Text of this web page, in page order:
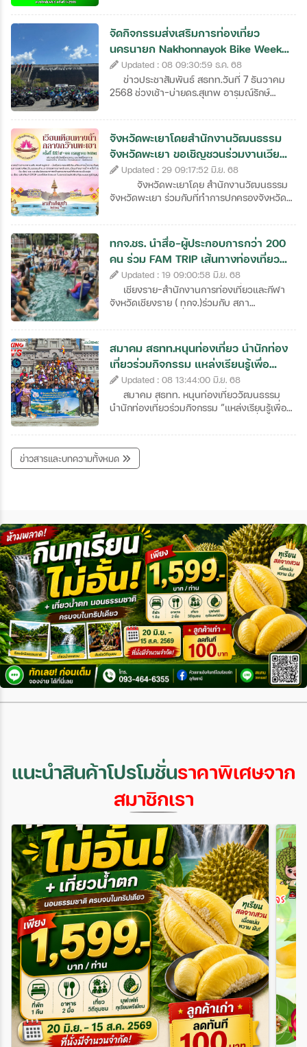
แนวทางการตลาดกลุ่มนักท่องเที่ยวใหม่ๆ รวม
ถึงการท่องเที่ยวเพื่อเป็นรางวัล และสัมมนาปี
2569 ในหัวข้อ “ยกทีมประชุม รุมรักเมืองไทย”
สร้างแรงจูงใจดึงการจัดงานประชุม และการ
เดินทางเพื่อเป็นรางวัลของกลุ่มองค์กรธุรกิจ
ออกไปสู่ภูมิภาค
จัดกิจกรรมส่งเสริมการท่องเที่ยว
นครนายก Nakhonnayok Bike Week
Festival 1st แปรอักษรรถบิ๊กไบค์ ณ ลา
นอเ
Updated : 08 09:30:59 ธ.ค. 68
ข่าวประชาสัมพันธ์ สธทท.วันที่ 7 ธันวาคม
2568 ช่วงเช้า-บ่ายดร.สุเทพ​ อารมณ์รักษ์​
(สธทท.)​ และคุณตรี​ สมานนพพล​ รัตนธรรม
ทิตยากรรมการเหรัญญิกสมาคม​ เข้าร่วมพิธี
เปิดกิจกรรม​ กับ​ นายวัชรพล สารสอน ผู้
อำนวยการ​ ททท.สำนักงานนครนายก ร่วมกับ​
สมาคมส่งเสริมการท่องเที่ยวนครนายก และ
GRAB จัดกิจกรรมส่งเสริมการท่องเที่ยว
นครนายก Nakhonnayok Bike Week
อเนกประสงค์เขื่อนขุนด่านปราการชล
จังหวัดพะเยาโดยสำนักงานวัฒนธรรม
จังหวัดพะเยา ขอเชิญชวนร่วมงานเวียน
เทียนทางน้ำกลางกว๊านพะเยา
Updated : 29 09:17:52 มิ.ย. 68
จังหวัดพะเยาโดย สำนักงานวัฒนธรรม
จังหวัดพะเยา ร่วมกับที่ทำการปกครองจังหวัด
พะเยา และ สำนักงานพระพุทธศาสนาจังหวัด
พะเยา ขอเชิญชวน ร่วมงานเวียนเทียนทางน้ำ
กลางกว๊านพะเยา เนื่องในวันอาสาฬหบูชาครั้ง
ที่ 55 ระหว่างวันที่ 9-11 กรกฎาคม 2568
ณ.บริเวณท่าเรือวัดติโลกอารามและวัดติโลก
อารามถนนชายกว๊านตำบลเวียงอำเภอเมือง
พะเยาจังหวัดพะเยา กิจกรรมภายในงาน
สงฆ์ นั่งเรือประกอบพิธีเวียนเทียนทางน้ำถวาย
เป็นพุทธบูชา ยนต์ทิวทัศน์อันงดงามของกว้าน
พะเยาชมการแสดงศิลปวัฒนธรรมล้านนา
นิทรรศการภาพถ่ายงานเวียนเทียนทางน้ำ
กลางกว๊านพะเยาครั้งที่ 54 ชิมช้อปแชะๆและ
สัมผัสบรรยากาศกว๊านพะเยายามเช้าที่ตลาด
ระเบียงสุข ชมช้อปผลิตภัณฑ์ OTOP ของดี
ภูมิปัญญา มีคูปองเงินสดแจกมากกว่า 15,000
บาท และยังมีกิจกรรมประกวดภาพถ่ายเงิน
รางวัลรวม 10,000 บาทแล้วพบกันที่งานเวียน
เทียนทางน้ำกลางกว๊านพะเยาเนื่องในวัน
ทกจ.ชร. นำสื่อ-ผู้ประกอบการกว่า 200
คน ร่วม FAM TRIP เส้นทางท่องเที่ยว
เชิงสุขภาพ
Updated : 19 09:00:58 มิ.ย. 68
เชียงราย-สำนักงานการท่องเที่ยวและกีฬา
จังหวัดเชียงราย ( ทกจ.)ร่วมกับ สภา
ท่องเที่ยวภาคเหนือ ได้ดำเนินกิจกรรม FAM
TRIP เส้นทางท่องเที่ยวเชิงสุขภาพระหว่างวันที่
15 – 16 มิถุนายน 2568 ใน 2 เส้นทาง มีผู้เข้า
ร่วมกิจกรรม ประกอบไปด้วย ผู้ที่มีส่วน
เกี่ยวข้องกับการท่องเที่ยวทั้งหน่วยงานภาครัฐ
ภาคเอกชน ผู้ประกอบการด้านการท่องเที่ยว
สื่อมวลชน จังหวัดเชียงราย เชียงใหม่ พะเยา
เพชรบูรณ์ กำแพงเพชร อยุธยา และ
กรุงเทพมหานคร กว่า 200 คนร่วมสำรวจเส้น
ทางครั้งนี้ วันที่ 15 มิถุนายน 2568 เวลา
19.00 น. ณ ห้องประชุม รร.ศิลามณี อ.แม่สาย
ภาคเหนือ 17 จังหวัด เป็นประธานเปิดงานเลี้ยง
สังสรรค์ ผู้เข้าร่วมกิจกรรม FAM TRIP เส้นทาง
ท่องเที่ยวเชิงสุขภาพระหว่างวันที่ 15 – 16
มิถุนายน 2568 ณ เส้นทางท่องเที่ยวเชิง
สุขภาพ โครงการ เชียงรายเมืองแห่งสุขภาพ
2025 (Chiang Rai Wellness City 2025)
โดย สำนักงานการท่องเที่ยวและกีฬาจังหวัด
เชียงราย ได้ดำเนินกิจกรรม FAM TRIP เส้นทาง
ท่องเที่ยวเชิงสุขภาพ 2 เส้นทาง ผู้เข้าร่วม
กิจกรรม ประกอบไปด้วย ผู้ที่มีส่วนเกี่ยวข้องกับ
การท่องเที่ยวทั้งหน่วยงานภาครัฐ ภาคเอกชน
ผู้ประกอบการด้านการท่องเที่ยว สื่อมวลชน
จังหวัดเชียงราย เชียงใหม่ พะเยา แพร่ น่าน
กำแพงเพชร อยุธยา และกรุงเทพมหานคร เส้น
น้ำพุร้อนโป่งพระบาท– ทำกิจกรรมงูกินเขียดที่
เป็นภูมิปัญญาของชาวบ้าน ณ ชุมชนสัน
tour ชมสวนและทำกิจกรรมสครับผิว ณ
WorldGrow Organic farm– ชมสวนผีเสื้อและ
ฟาร์มผลไม้ ณ โอโซนฟาร์ม ฟาร์มปลูกพืชผล
ผักออแกนิก– ทำเมนูอาหารสุขภาพอย่างไข่ออน
เซ็น และ ขนมปังเกลือ ณ ล้านนาออนเซ็น– รวม
ถึงเดินทางไปทำกิจกรรม Workshop เพ้นท์ลาย
เครื่องเคลือบเวียงกาหลง ณ ศูนย์เครื่องเคลือบ
เวียงกาหลงเส้นทางสุขภาพเส้นทางที่ 2 ท่อง
เที่ยวและกีฬาจังหวัดเชียงรายก็นำผู้ร่วม
กิจกรรมไปสัมผัสบรรยากาศเชียงรายเมืองแห่ง
สุขภาพ หลากหลายสถานที่ อาธิ เช่น– การทำ
กิจกรรม Workshops นำไข่ผำมาทำอาหาร
Super food ณ ร้าน Have a nice day– แช่เท้า
ผ่อนคลายในน้ำร้อนออนเซ็น ณ น้ำพุร้อนป่า
ตึง– ทำกิจกรรมสร้างสมาธิ จินตนาการ
ประดิษฐ์สิ่งของจากวัสดุเหลือใช้ อย่างตาแหลว
และชมสวนแม่ฟ้าหลวงที่เป็นไฮไลท์ของ
โครงการพัฒนาดอยตุง– ผ่อนคลายจิตใจไปกับ
การชมสวนดอกไม้ และชมพิพิธภัณฑ์ของสะสม
สมาคม สธทท.หนุนท่องเที่ยว นำนักท่อง
เที่ยวร่วมกิจกรรม แหล่งเรียนรู้เพื่อ
พัฒนา ณ จังหวัดปทุมธานี
Updated : 08 13:44:00 มิ.ย. 68
สมาคม สธทท. หนุนท่องเที่ยววัฒนธรรม
นำนักท่องเที่ยวร่วมกิจกรรม “แหล่งเรียนรู้เพื่อ
เสาร์ที่ 7 มิถุนายน 2568 ที่ผ่านมา #สมาคมส่ง
เสริมธุรกิจท่องเที่ยวไทย (สธทท.) นำโดย ดร.สุ
เทพ อารมณ์​รักษ์​ #นายกสมาคมฯ ผอ.กันต
พงษ์​ ธนเนืองโรจน์​ #ท่านประธานปรึกษาอดีต
ร่วมขับเคลื่อนการท่องเที่ยวเชิงวัฒนธรรม
อย่างยั่งยืน โดยนำนักท่องเที่ยวเข้าร่วม
กิจกรรม “แหล่งเรียนรู้เพื่อพัฒนา ตระหนัก
พิพิธภัณฑ์ ธรรมะสร้างคุณค่า เลิศล้ำปัญญา
ปทุมธานี” ซึ่งจัดขึ้นโดยจังหวัดปทุมธานี ณ
อำเภอคลองหลวง จังหวัดปทุมธานี
กิจกรรมได้รับเกียรติจาก นายองครักษ์ ทอง
นิรมล #ท่านรองผู้ว่าราชการจังหวัดปทุมธานี
เป็นประธานในพิธีเปิด พร้อมกล่าวต้อนรับผู้
ร่วมงานและผู้แทนจากหน่วยงานต่าง ๆ โดยมี
นักท่องเที่ยวจากหลากหลายกลุ่ม ทั้งภาครัฐ
เอกชน และภาคประชาชนเข้าร่วมกิจกรรมตลอด
ทั้งวัน ภายในงานมีกิจกรรม
ราม การฟังธรรมบรรยาย การชมพิพิธภัณฑ์
สร้างแรงบันดาลใจเพื่อพัฒนาศักยภาพทาง
จิตใจและจิตวิญญาณ สมาคม สธทท.
เที่ยว ยังคงยืนหยัดในการเป็นกำลังสำคัญใน
การประสานความร่วมมือระหว่างภาครัฐและ
เอกชน เพื่อสนับสนุนการท่องเที่ยววิถีไทยอย่าง
มีคุณค่า โดยเฉพาะในมิติวัฒนธรรม ศาสนา
และภูมิปัญญาท้องถิ่น ทั้งนี้ สมา
คมฯขอบคุณ นางสาวแสงจันทร์ แก้วประทุมรัส
มี #สำนักงานการท่องเที่ยวและกีฬาจังหวัด
ปทุมธานี และทุกภาคีที่เกี่ยวข้อง สำหรับความ
ร่วมมืออันดีในการจัดกิจกรรมครั้งนี้ ซึ่งนับเป็น
อีกก้าวสำคัญในการส่งเสริมการท่องเที่ยวอย่าง
สร้างสรรค์ สู่ความยั่งยืนในอนาคต.. สมาคม
ส่งเสริมธุรกิจท่องเที่ยวไทย​#สธทท.
#ทกจ.ปทุมธานี​ #Amazingthailand​
#TourismB2B
ข่าวสารและบทความทั้งหมด
แนะนำสินค้าโปรโมชั่นราคาพิเศษจาก
สมาชิกเรา